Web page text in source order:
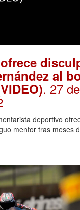
al
. 27
deportivo
mentor tras meses